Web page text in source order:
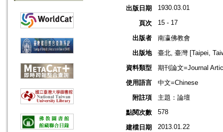
出版日期 1930.03.01
頁次 15 - 17
出版者
南瀛佛教會
出版地
臺北, 臺灣 [Taipei,
資料類型
期刊論文=Journal
使用語言
中文=Chinese
附註項
主題：論壇
點閱次數
578
建檔日期 2013.01.22